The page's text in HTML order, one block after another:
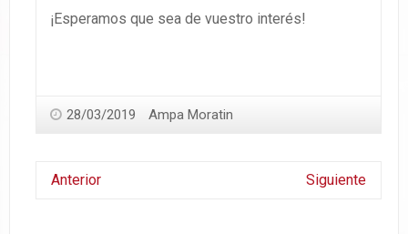
¡Esperamos que sea de vuestro interés!
28/03/2019 Ampa Moratin
Anterior Siguiente